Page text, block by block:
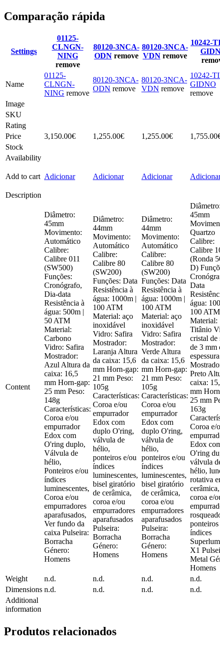
Comparação rápida
Settings
01125-
CLNGN-
NING
remove
80120-3NCA-
ODN remove
80120-3NCA-
VDN remove
10242-
Name
01125-
CLNGN-
NING remove
80120-3NCA-
ODN remove
80120-3NCA-
VDN remove
10242-
GIDNO
remove
Image
SKU
Rating
Price
3,150.00€ 1,255.00€ 1,255.00€ 1,755.00
Stock
Availability
Add to cart Adicionar Adicionar Adicionar
Description
Content
Diâmetro:
45mm
Movimento:
Automático
Calibre:
Calibre 011
(SW500)
Funções:
Cronógrafo,
Dia-data
Resistência à
água: 500m |
50 ATM
Material:
Carbono
Vidro: Safira
Mostrador:
Azul Altura da
caixa: 16,5
mm Horn-gap:
25 mm Peso:
148g
Características:
Coroa e/ou
empurrador
Edox com
O'ring duplo,
Válvula de
hélio,
Ponteiros e/ou
índices
luminescentes,
Coroa e/ou
empurradores
aparafusados,
Ver fundo da
caixa Pulseira:
Borracha
Género:
Homens
Diâmetro:
44mm
Movimento:
Automático
Calibre:
Calibre 80
(SW200)
Funções: Data
Resistência à
água: 1000m |
100 ATM
Material: aço
inoxidável
Vidro: Safira
Mostrador:
Laranja Altura
da caixa: 15,6
mm Horn-gap:
21 mm Peso:
105g
Características:
Coroa e/ou
empurrador
Edox com
duplo O'ring,
válvula de
hélio,
ponteiros e/ou
índices
luminescentes,
bisel giratório
de cerâmica,
coroa e/ou
empurradores
aparafusados
Pulseira:
Borracha
Género:
Homens
Diâmetro:
44mm
Movimento:
Automático
Calibre:
Calibre 80
(SW200)
Funções: Data
Resistência à
água: 1000m |
100 ATM
Material: aço
inoxidável
Vidro: Safira
Mostrador:
Verde Altura
da caixa: 15,6
mm Horn-gap:
21 mm Peso:
105g
Características:
Coroa e/ou
empurrador
Edox com
duplo O'ring,
válvula de
hélio,
ponteiros e/ou
índices
luminescentes,
bisel giratório
de cerâmica,
coroa e/ou
empurradores
aparafusados
Pulseira:
Borracha
Género:
Homens
45mm
Quartzo
Calibre:
Calibre
(Ronda
D)
Data
água:
100 ATM
Material:
Titânio
cristal de
de 3 mm
espessura
Preto
caixa:
mm
25 mm
163g
Coroa e/
Edox
O'ring
válvula
hélio,
rotativa
cerâmica,
coroa e/
ponteiros
índices
X1
Metal
Homens
Weight
n.d. n.d. n.d.
n.d.
Dimensions n.d. n.d. n.d.
n.d.
Additional
information
Produtos relacionados